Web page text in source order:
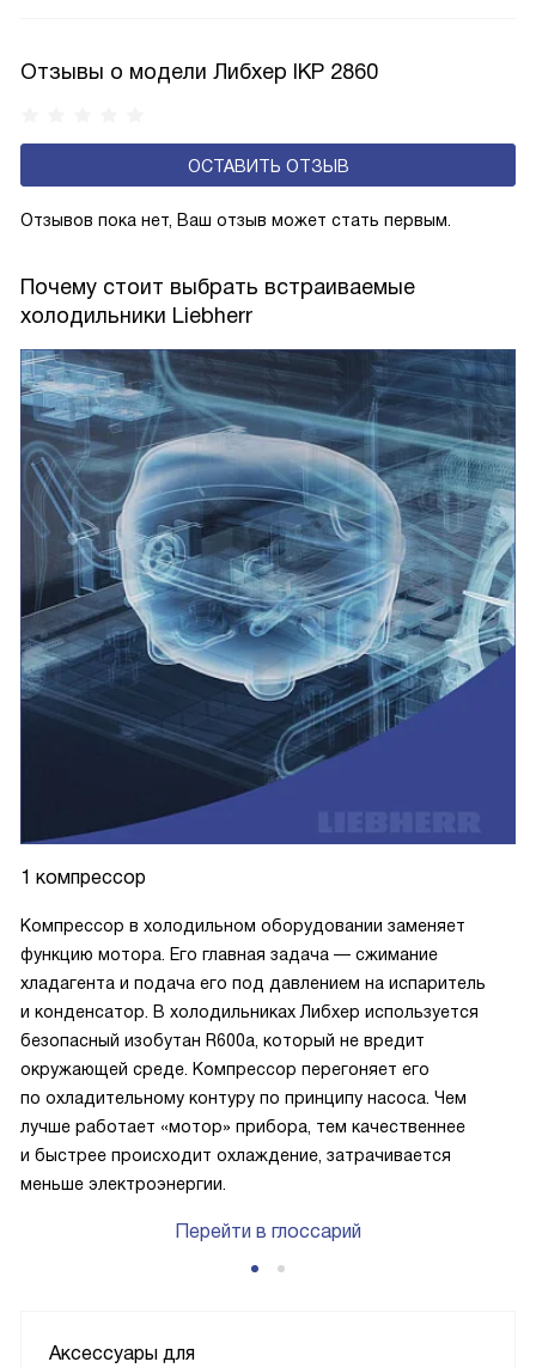
и субтропического климата. Температура в помещении
может варьироваться от +16 до +38 градусов,
Отзывы о модели Либхер IKP 2860
ОСТАВИТЬ ОТЗЫВ
Отзывов пока нет, Ваш отзыв может стать первым.
Почему стоит выбрать встраиваемые
холодильники Liebherr
1 компрессор
Компрессор в холодильном оборудовании заменяет
функцию мотора. Его главная задача — сжимание
хладагента и подача его под давлением на испаритель
и конденсатор. В холодильниках Либхер используется
безопасный изобутан R600a, который не вредит
окружающей среде. Компрессор перегоняет его
по охладительному контуру по принципу насоса. Чем
лучше работает «мотор» прибора, тем качественнее
и быстрее происходит охлаждение, затрачивается
меньше электроэнергии.
Перейти в глоссарий
Аксессуары для